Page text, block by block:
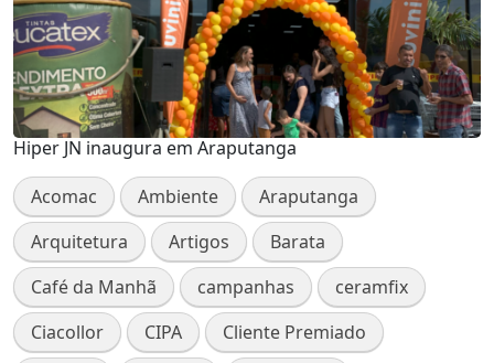
Hiper JN inaugura em Araputanga
Acomac
Ambiente
Araputanga
Arquitetura
Artigos
Barata
Café da Manhã
campanhas
ceramfix
Ciacollor
CIPA Cliente Premiado